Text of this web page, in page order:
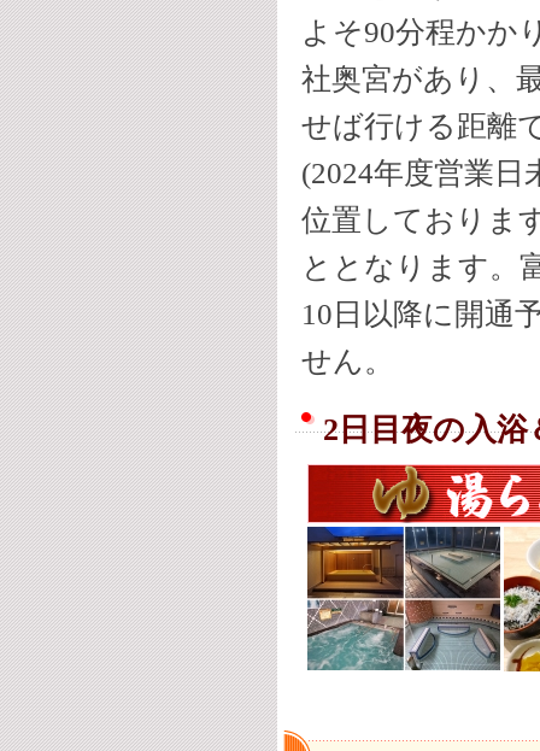
よそ90分程かか
社奥宮があり、
せば行ける距離
(2024年度営業
位置しておりま
ととなります。
10日以降に開通
せん。
2日目夜の入